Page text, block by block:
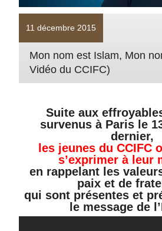
11 décembre 2015
Mon nom est Islam, Mon
Vidéo du CCIFC)
Suite aux
survenus à Paris le
dernier,
les jeunes du CCIFC
s’exprimer à leur
en rappelant les
paix et de
qui sont présentes et
le message de